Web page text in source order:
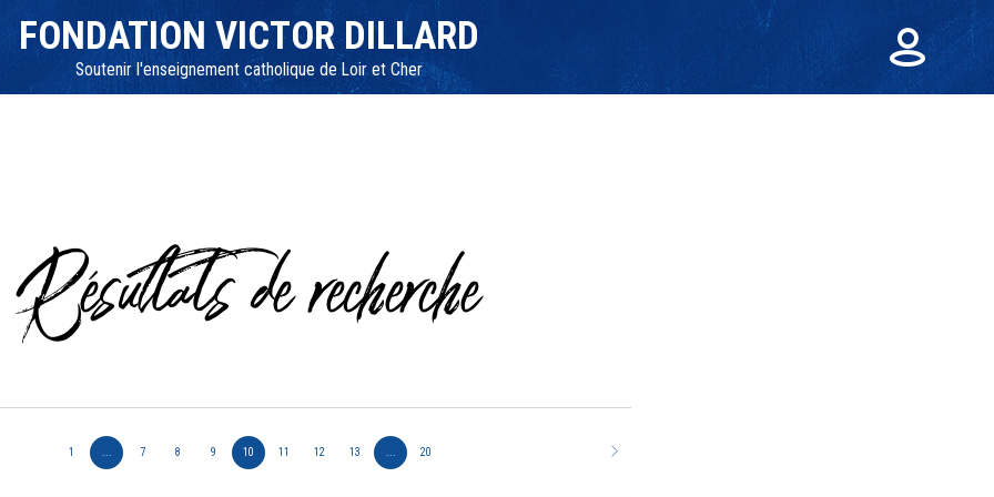
FONDATION VICTOR DILLARD
Soutenir l'enseignement catholique de Loir et Cher
Résultats de recherche
1 7 8 9 10 11 12 13 20